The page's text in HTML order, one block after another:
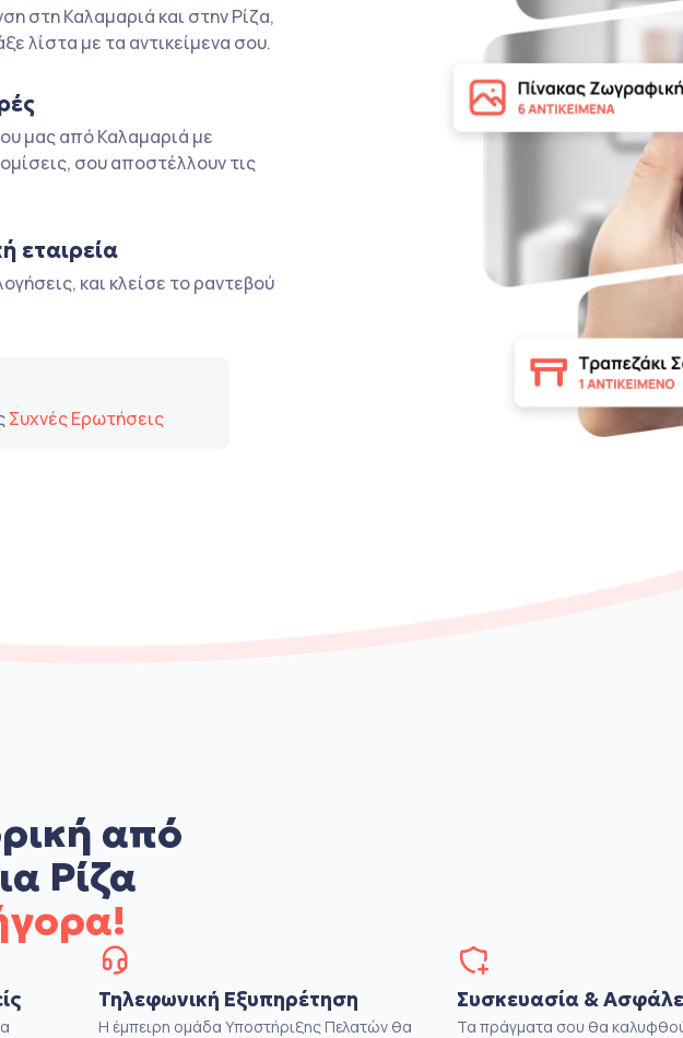
στη Καλαμαριά και στην Ρίζα,
λίστα με τα αντικείμενα σου.
μας από Καλαμαριά με
σου αποστέλλουν τις
εταιρεία
και κλείσε το ραντεβού
Συχνές Ερωτήσεις
από
Ρίζα
Τηλεφωνική Εξυπηρέτηση
Η έμπειρη ομάδα Υποστήριξης Πελατών θα
Συσκευασία &
Τα πράγματα σου θα